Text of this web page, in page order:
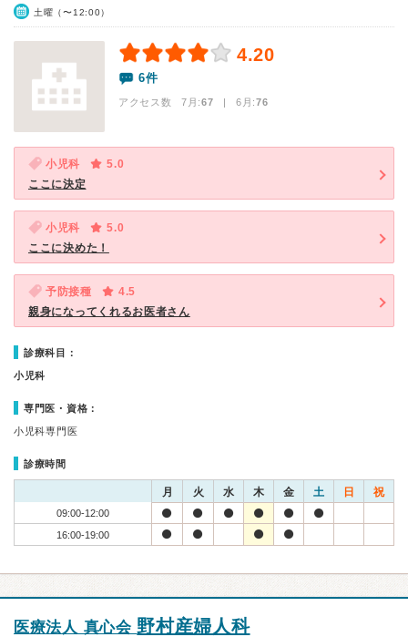
土曜（〜12:00）
4.20
6件
アクセス数 7月:67 | 6月:76
小児科
5.0
ここに決定
小児科
5.0
ここに決めた！
予防接種
4.5
親身になってくれるお医者さん
診療科目：
小児科
専門医・資格：
小児科専門医
診療時間
月 火 水 木 金 土 日 祝
09:00-12:00
16:00-19:00
医療法人 真心会野村産婦人科